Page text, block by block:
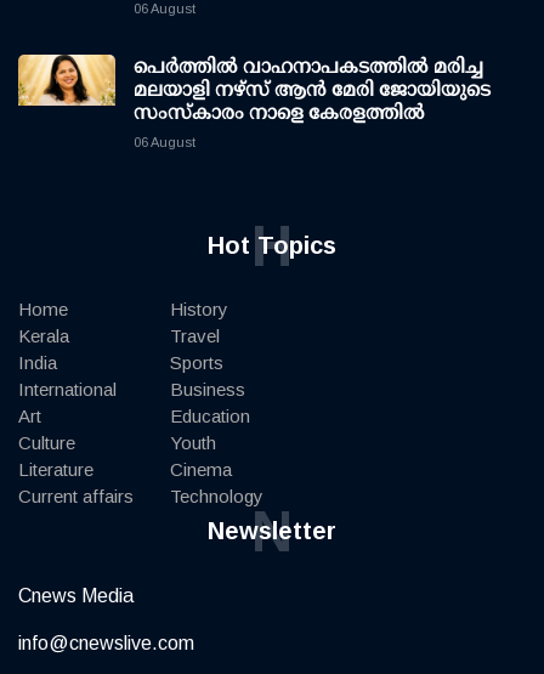
06 August
പെർത്തിൽ വാഹനാപകടത്തിൽ മരിച്ച
മലയാളി നഴ്സ് ആൻ മേരി ജോയിയുടെ
സംസ്കാരം നാളെ കേരളത്തിൽ
06 August
Hot Topics
H
Home
Kerala
India
International
Art
Culture
Literature
Current affairs
History
Travel
Sports
Business
Education
Youth
Cinema
Technology
Newsletter
N
Cnews Media
info@cnewslive.com